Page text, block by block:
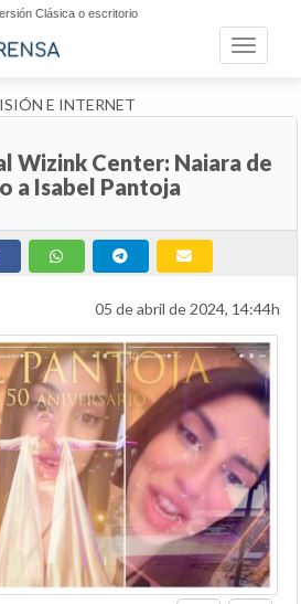
Clásica o escritorio
Toggle
E INTERNET
Wizink Center: Naiara de
a Isabel Pantoja
05 de abril de 2024, 14:44h